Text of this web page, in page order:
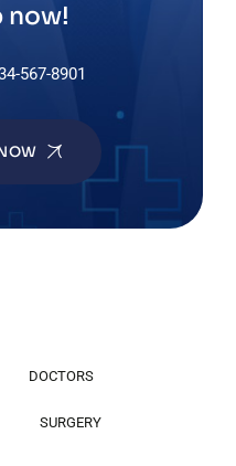
now!
567-8901
DOCTORS
SURGERY